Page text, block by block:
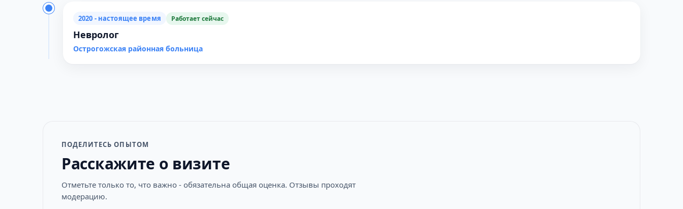
2020 - настоящее время Работает сейчас
Невролог
Острогожская районная больница
ПОДЕЛИТЕСЬ ОПЫТОМ
Расскажите о визите
Отметьте только то, что важно - обязательна общая оценка. Отзывы проходят
модерацию.